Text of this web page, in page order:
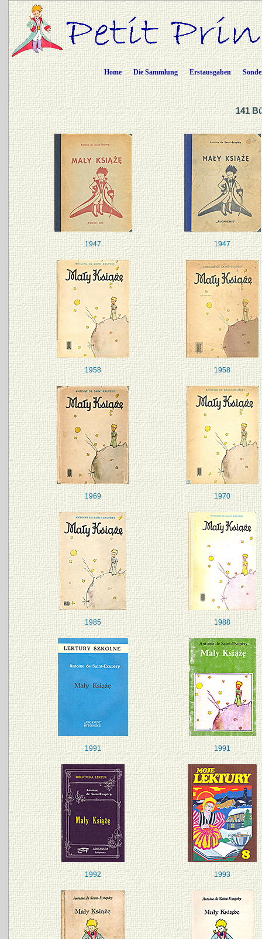
Home Die Sammlung Erstausgaben
141
1947 1947
1958 1958
1969 1970
1985 1988
1991 1991
1992 1993